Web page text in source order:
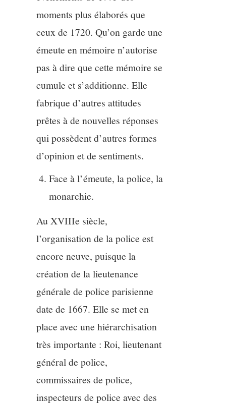
moments plus élaborés que
ceux de 1720. Qu’on garde une
émeute en mémoire n’autorise
pas à dire que cette mémoire se
cumule et s’additionne. Elle
fabrique d’autres attitudes
prêtes à de nouvelles réponses
qui possèdent d’autres formes
d’opinion et de sentiments.
Face à l’émeute, la police, la
monarchie.
Au XVIIIe siècle,
l’organisation de la police est
encore neuve, puisque la
création de la lieutenance
générale de police parisienne
date de 1667. Elle se met en
place avec une hiérarchisation
très importante : Roi, lieutenant
général de police,
commissaires de police,
inspecteurs de police avec des